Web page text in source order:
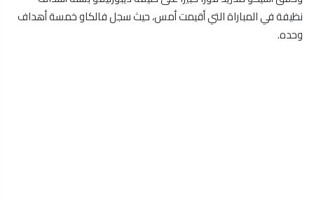
نظيفة في المباراة التي أقيمت أمس، حيث سجل فالكاو خمسة أهداف
وحده.